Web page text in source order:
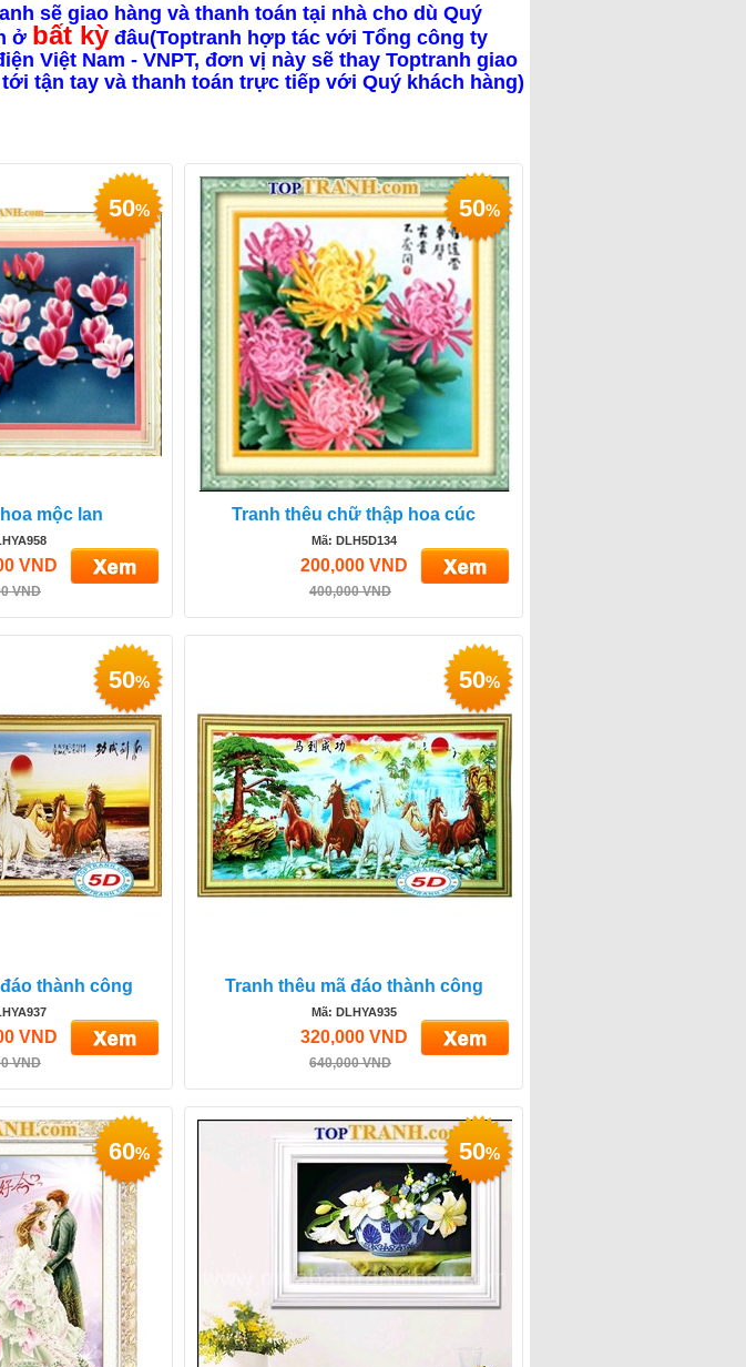
sẽ giao hàng và thanh toán tại nhà cho dù Quý
ở bất kỳ đâu(Toptranh hợp tác với Tổng công ty
Việt Nam - VNPT, đơn vị này sẽ thay Toptranh giao
tận tay và thanh toán trực tiếp với Quý khách hàng)
mộc lan
VND
VND
50%
Tranh thêu chữ thập hoa cúc
Mã: DLH5D134
200,000 VND
400,000 VND
50%
thành công
VND
VND
50%
Tranh thêu mã đáo thành công
Mã: DLHYA935
320,000 VND
640,000 VND
50%
60% 50%